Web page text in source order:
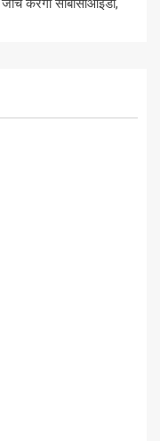
जांच करेगी सीबीसीआईडी,